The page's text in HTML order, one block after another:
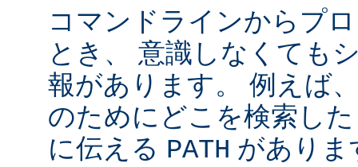
コマンドラインからプ
とき、 意識しなくても
報があります。 例えば
のためにどこを検索し
に伝える PATH がありま